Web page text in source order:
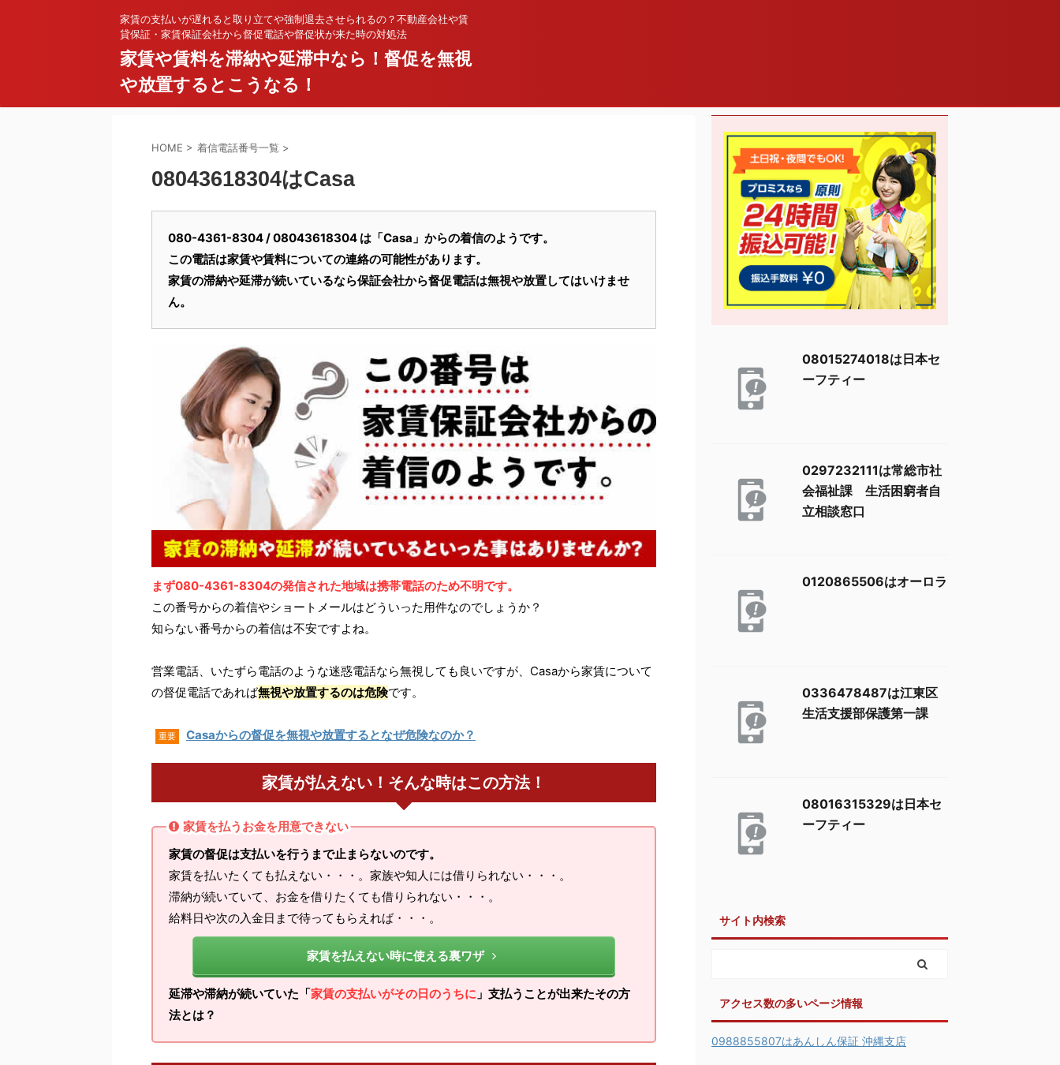
家賃の支払いが遅れると取り立てや強制退去させられるの？不動産会社や賃
貸保証・家賃保証会社から督促電話や督促状が来た時の対処法
家賃や賃料を滞納や延滞中なら！督促を無視
や放置するとこうなる！
HOME > 着信電話番号一覧 >
08043618304はCasa
080-4361-8304 / 08043618304 は「Casa」からの着信のようです。
この電話は家賃や賃料についての連絡の可能性があります。
家賃の滞納や延滞が続いているなら保証会社から督促電話は無視や放置してはいけませ
ん。
まず080-4361-8304の発信された地域は携帯電話のため不明です。
この番号からの着信やショートメールはどういった用件なのでしょうか？
知らない番号からの着信は不安ですよね。
営業電話、いたずら電話のような迷惑電話なら無視しても良いですが、Casaから家賃について
の督促電話であれば無視や放置するのは危険です。
重要 Casaからの督促を無視や放置するとなぜ危険なのか？
家賃が払えない！そんな時はこの方法！
家賃を払うお金を用意できない
家賃の督促は支払いを行うまで止まらないのです。
家賃を払いたくても払えない・・・。家族や知人には借りられない・・・。
滞納が続いていて、お金を借りたくても借りられない・・・。
給料日や次の入金日まで待ってもらえれば・・・。
家賃を払えない時に使える裏ワザ
延滞や滞納が続いていた「家賃の支払いがその日のうちに 」支払うことが出来たその方
法とは？
08015274018は日本セ
ーフティー
0297232111は常総市社
会福祉課 生活困窮者自
立相談窓口
0120865506はオーロラ
0336478487は江東区
生活支援部保護第一課
08016315329は日本セ
ーフティー
サイト内検索
アクセス数の多いページ情報
0988855807はあんしん保証 沖縄支店